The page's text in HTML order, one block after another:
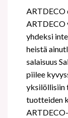
ARTDECO
ARTDECO
yhdeksi
heistä
salaisuus
piilee
yksilöllisiin
tuotteiden